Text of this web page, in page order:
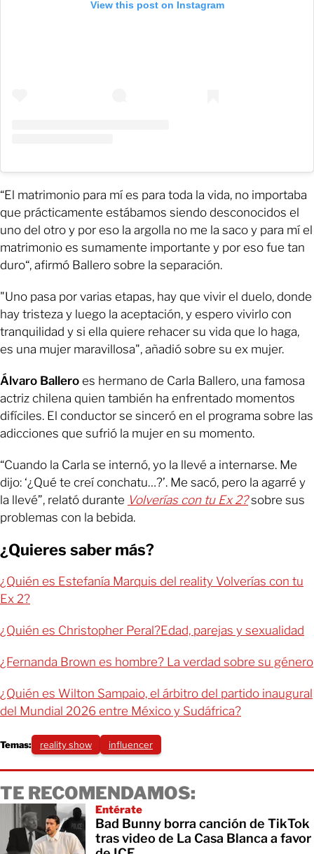
View this post on Instagram
“El matrimonio para mí es para toda la vida, no importaba
que prácticamente estábamos siendo desconocidos el
uno del otro y por eso la argolla no me la saco y para mí el
matrimonio es sumamente importante y por eso fue tan
duro“, afirmó Ballero sobre la separación.
"Uno pasa por varias etapas, hay que vivir el duelo, donde
hay tristeza y luego la aceptación, y espero vivirlo con
tranquilidad y si ella quiere rehacer su vida que lo haga,
es una mujer maravillosa", añadió sobre su ex mujer.
Álvaro Ballero es hermano de Carla Ballero, una famosa
actriz chilena quien también ha enfrentado momentos
difíciles. El conductor se sinceró en el programa sobre las
adicciones que sufrió la mujer en su momento.
“Cuando la Carla se internó, yo la llevé a internarse. Me
dijo: ‘¿Qué te creí conchatu…?’. Me sacó, pero la agarré y
la llevé”, relató durante Volverías con tu Ex 2? sobre sus
problemas con la bebida.
¿Quieres saber más?
¿Quién es Estefanía Marquis del reality Volverías con tu
Ex 2?
¿Quién es Christopher Peral?Edad, parejas y sexualidad
¿Fernanda Brown es hombre? La verdad sobre su género
¿Quién es Wilton Sampaio, el árbitro del partido inaugural
del Mundial 2026 entre México y Sudáfrica?
Temas: reality show influencer
TE RECOMENDAMOS:
Entérate
Bad Bunny borra canción de TikTok
tras video de La Casa Blanca a favor